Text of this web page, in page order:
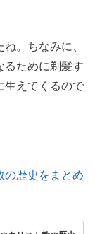
。ちなみに、
るために剃髪す
生えてくるので
の歴史をまとめ